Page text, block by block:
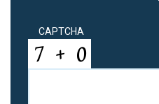
CAPTCHA